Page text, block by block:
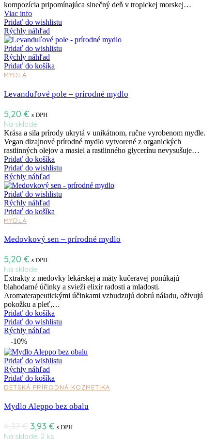
kompozícia pripomínajúca slnečný deň v tropickej morskej…
Viac info
Pridať do wishlistu
Rýchly náhľad
Pridať do wishlistu
Rýchly náhľad
Pridať do košíka
MYDLÁ
Levanduľové pole – prírodné mydlo
5,20 € s DPH
Na sklade
Krása a sila prírody ukrytá v unikátnom, ručne vyrobenom mydle.
Vegan dizajnové prírodné mydlo vytvorené z organických
rastlinných olejov a masiel a rastlinného glycerínu nevysušuje…
Pridať do košíka
Pridať do wishlistu
Rýchly náhľad
Pridať do wishlistu
Rýchly náhľad
Pridať do košíka
MYDLÁ
Medovkový sen – prírodné mydlo
5,20 € s DPH
Na sklade
Extrakty z medovky lekárskej a mäty kučeravej ponúkajú
blahodarné účinky a svieži elixír radosti a mladosti.
Aromaterapeutickými účinkami vzbudzujú dobrú náladu, oživujú
pokožku a pleť,…
Pridať do košíka
Pridať do wishlistu
Rýchly náhľad
-10%
Pridať do wishlistu
Rýchly náhľad
Pridať do košíka
DETSKÁ PRÍRODNÁ KOZMETIKA
Mydlo Aleppo bez obalu
3,93 € s DPH
Na sklade, 2 ks